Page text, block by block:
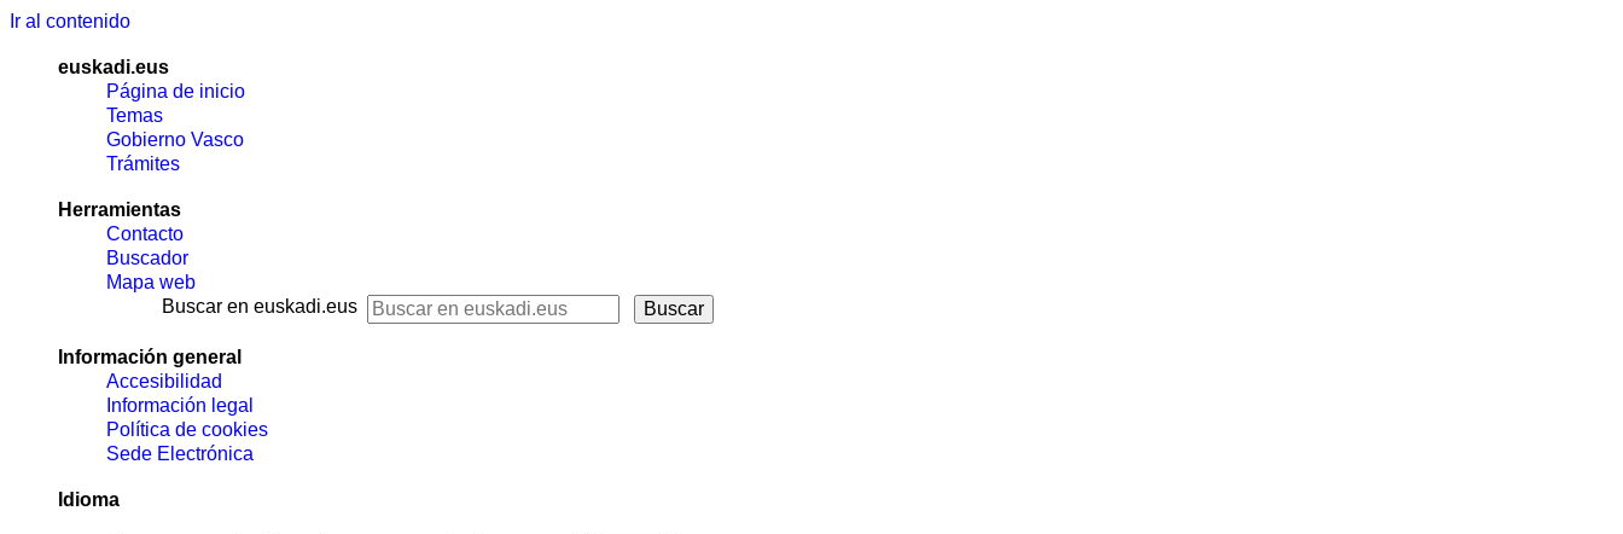
Ir al contenido
euskadi.eus
Página de inicio
Temas
Gobierno Vasco
Trámites
Herramientas
Contacto
Buscador
Mapa web
Buscar en euskadi.eus
Información general
Accesibilidad
Información legal
Política de cookies
Sede Electrónica
Idioma